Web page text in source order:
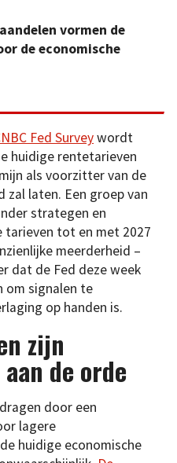
vormen de
de economische
Fed Surveywordt
huidige rentetarieven
als voorzitter van de
zal laten. Een groep van
strategen en
tarieven tot en met 2027
meerderheid –
dat de Fed deze week
om signalen te
op handen is.
zijn
de orde
door een
lagere
huidige economische